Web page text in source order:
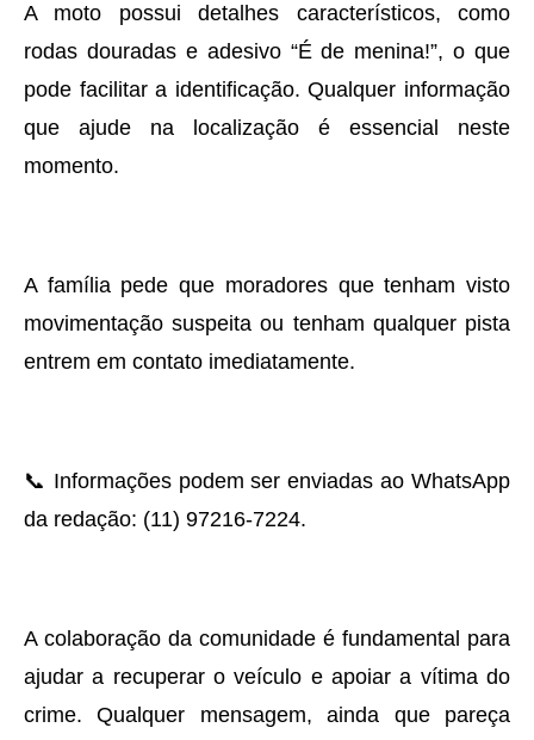
A moto possui detalhes característicos, como
rodas douradas e adesivo “É de menina!”, o que
pode facilitar a identificação. Qualquer informação
que ajude na localização é essencial neste
momento.
A família pede que moradores que tenham visto
movimentação suspeita ou tenham qualquer pista
entrem em contato imediatamente.
📞 Informações podem ser enviadas ao WhatsApp
da redação: (11) 97216-7224.
A colaboração da comunidade é fundamental para
ajudar a recuperar o veículo e apoiar a vítima do
crime. Qualquer mensagem, ainda que pareça